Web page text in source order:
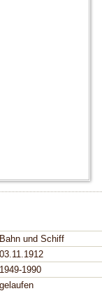
Bahn und Schiff
03.11.1912
1949-1990
gelaufen